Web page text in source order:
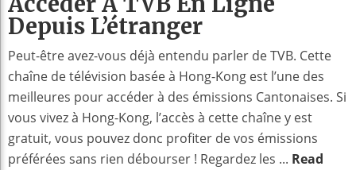
Depuis L’étranger
Peut-être avez-vous déjà entendu parler de TVB. Cette
chaîne de télévision basée à Hong-Kong est l’une des
meilleures pour accéder à des émissions Cantonaises. Si
vous vivez à Hong-Kong, l’accès à cette chaîne y est
gratuit, vous pouvez donc profiter de vos émissions
préférées sans rien débourser ! Regardez les ... Read